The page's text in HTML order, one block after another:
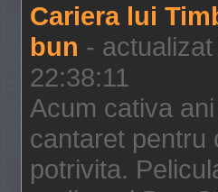
Cariera lui
bun -
22:38:11
Acum cativa
cantaret pentru
potrivita.